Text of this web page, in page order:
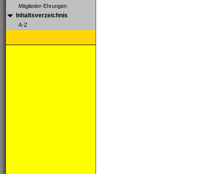
Mitglieder-Ehrungen
Inhaltsverzeichnis
A-Z